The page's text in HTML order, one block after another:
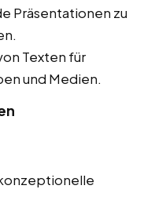
Präsentationen zu
Texten für
und Medien.